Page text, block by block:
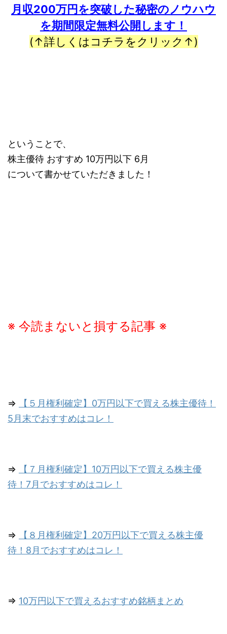
月収200万円を突破した秘密のノウハウ
を期間限定無料公開します！
(↑詳しくはコチラをクリック↑)
ということで、
株主優待 おすすめ 10万円以下 6月
について書かせていただきました！
※ 今読まないと損する記事 ※
⇒
【５月権利確定】0万円以下で買える株主優待！
5月末でおすすめはコレ！
⇒
【７月権利確定】10万円以下で買える株主優
待！7月でおすすめはコレ！
⇒
【８月権利確定】20万円以下で買える株主優
待！8月でおすすめはコレ！
⇒ 10万円以下で買えるおすすめ銘柄まとめ